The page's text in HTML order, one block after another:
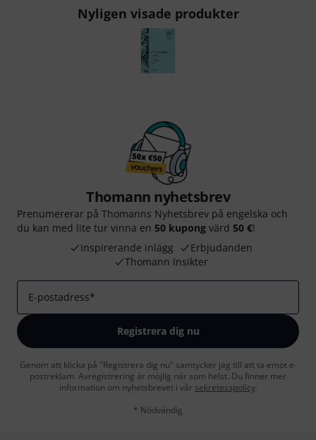
Nyligen visade produkter
Thomann nyhetsbrev
Prenumererar på Thomanns Nyhetsbrev på engelska och
du kan med lite tur vinna en 50 kupong värd 50 €!
Inspirerande inlägg
Erbjudanden
Thomann Insikter
E-postadress*
Registrera dig nu
Genom att klicka på "Registrera dig nu" samtycker jag till att ta emot e-
postreklam. Avregistrering är möjlig när som helst. Du finner mer
information om nyhetsbrevet i vår sekretesspolicy.
* Nödvändig